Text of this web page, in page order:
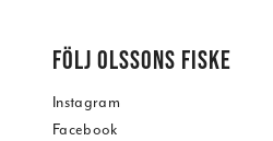
FÖLJ OLSSONS FISKE
Instagram
Facebook